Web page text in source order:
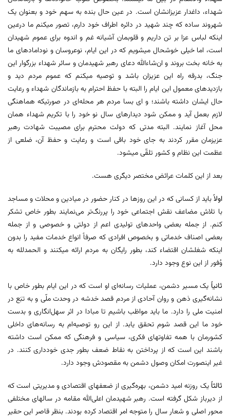
شهداء، داغدار عزیزانشان است. در عین حال بنده به سهم خود و بعنوان یک
شهروند ساده که چند شهید در دائره‌ اطراف خود دارم، تصور میکنم ما درعین
اینکه لباس عزا بر تن داریم و قلوبمان آشیانه غم و اندوه برای عموم شهیدان
است، اما خیلی خوشحال میشویم که در این ایام، نوعروسان و نودامادهای ما
به خانه بخت بروند و ان‌شاء‌الله دعای رهبر شهیدمان و سائر شهداء بزرگوار این
جنگ، بدرقه راه این عزیزان باشد و توصیه میکنم که عموم مردم دید و
بازدیدهای معمول این ایام را البته با حفظ احترام به بازماندگان شهداء و رعایت
حال ایشان داشته باشند؛ و ای بسا مردم هر محله‌ای در صورتیکه هماهنگی
لازم بعمل آید و ممکن شود دیدارهای سال نو خود را با تکریم شهداء همان
محل آغاز نمایند. البته مدتی که دولت محترم برای مصیبت شهادت رهبر
عزیزمان مقرر کردند به جای خود باقی است و رعایت و حفظ آن، ضلعی از
عظمت این نظام و کشور تلقّی میشود.
بعد از این کلمات عرائض مختصر دیگری هست.
اولاًباید از کسانی که در این روزها در کنار حضور در میادین و محلات و مساجد
با تلاش مضاعف نقش اجتماعی خود را پررنگ‌تر می‌نمایند بطور خاص تشکر
کنم. از جمله بعضی واحدهای تولیدی اعم از دولتی و خصوصی و از جمله
بعضی اصناف خدماتی و بخصوص افرادی که صرفاً انواع خدمات مفید را بدون
اینکه شغلشان اقتضاء کند، بطور رایگان به مردم ارائه میکنند و الحمدلله به
وُفور از این نوع وجود دارد.
ثانیاً یک مسیر دشمن، عملیات رسانه‌ای او است که در این ایام بطور خاص با
نشانه‌گیری ذهن و روان آحادی از مردم قصد خدشه در وحدت ملّی و به تبَع در
امنیت ملی را دارد. ما باید مواظب باشیم تا مبادا در اثر سهل‌انگاری و بدست
خود ما این قصد شوم تحقق یابد. از این رو توصیه‌ام به رسانه‌های داخلی
کشورمان با همه تفاوتهای فکری، سیاسی و فرهنگی که ممکن است داشته
باشند این است که از پرداختن به نقاط ضعف بطور جدی خودداری کنند. در
غیر اینصورت امکان وصول دشمن به مقصودش وجود دارد.
ثالثاًیک روزنه امید دشمن، بهره‌گیری از ضعفهای اقتصادی و مدیریتی است که
از دیرباز شکل گرفته است. رهبر شهیدمان اعلی‌الله مقامه در سالهای مختلفی
محور اصلی و شعار سال را متوجه امر اقتصاد کرده بودند. بنظر قاصر این حقیر